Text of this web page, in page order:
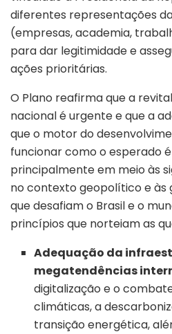
diferentes representações
(empresas, academia,
para dar legitimidade e
ações prioritárias.
O Plano reafirma que a
nacional é urgente e que a
que o motor do
funcionar como o esperado
principalmente em meio às
no contexto geopolítico e às
que desafiam o Brasil e o
princípios que norteiam as
Adequação da
megatendências
digitalização e o
climáticas, a
transição energética,